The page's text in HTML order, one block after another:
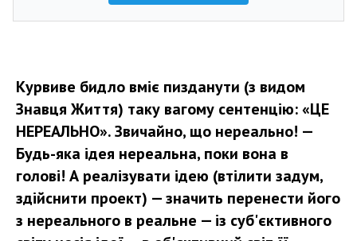
Курвиве бидло вміє пизданути (з видом
Знавця Життя) таку вагому сентенцію: «ЦЕ
НЕРЕАЛЬНО». Звичайно, що нереально! —
Будь-яка ідея нереальна, поки вона в
голові! А реалізувати ідею (втілити задум,
здійснити проект) — значить перенести його
з нереального в реальне — із суб'єктивного